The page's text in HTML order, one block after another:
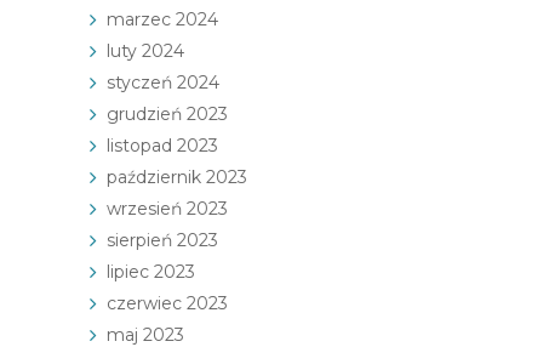
marzec 2024
luty 2024
styczeń 2024
grudzień 2023
listopad 2023
październik 2023
wrzesień 2023
sierpień 2023
lipiec 2023
czerwiec 2023
maj 2023